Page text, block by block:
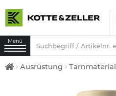
Menü
Ausrüstung Tarnmaterial